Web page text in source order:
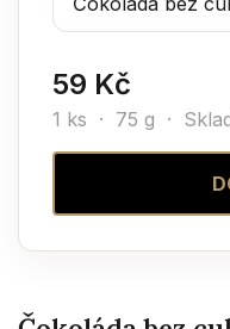
59 Kč
1 ks · 75 g ·